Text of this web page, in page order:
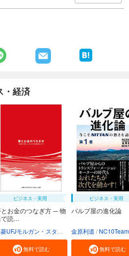
・経済
ビジネス・実用
お金のつなぎ方 ─ 物
読...
無料で読む
ビジネス・実用
バルブ屋の進化論
金原利道 NC10Team
無料で読む